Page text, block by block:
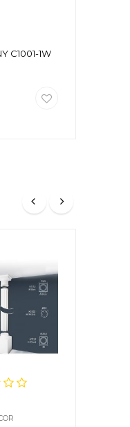
C1001-1W